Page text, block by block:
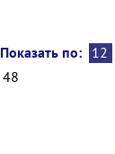
Показать по: 12
48